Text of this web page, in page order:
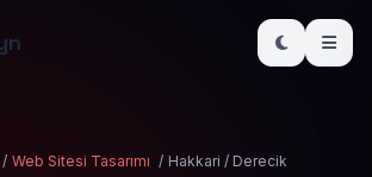
/ Web Sitesi Tasarımı / Hakkari / Derecik